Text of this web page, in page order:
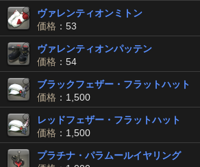
ヴァレンティオンミトン
価格 ：53
ヴァレンティオンパッテン
価格 ：54
ブラックフェザー・フラットハット
価格 ：1,500
レッドフェザー・フラットハット
価格 ：1,500
プラチナ・パラムールイヤリング